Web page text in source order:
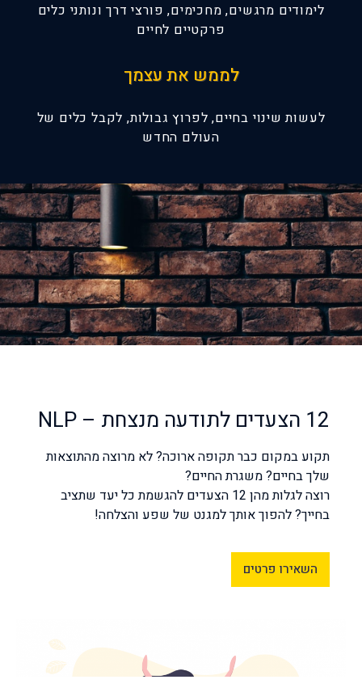
לימודים מרגשים, מחכימים, פורצי דרך ונותני כלים
פרקטיים לחיים
לממש את עצמך
לעשות שינוי בחיים, לפרוץ גבולות, לקבל כלים של
העולם החדש
12 הצעדים לתודעה מנצחת – NLP
תקוע במקום כבר תקופה ארוכה? לא מרוצה מהתוצאות
שלך בחיים? משגרת החיים?
רוצה לגלות מהן 12 הצעדים להגשמת כל יעד שתציב
בחייך? להפוך אותך למגנט של שפע והצלחה!
השאירו פרטים